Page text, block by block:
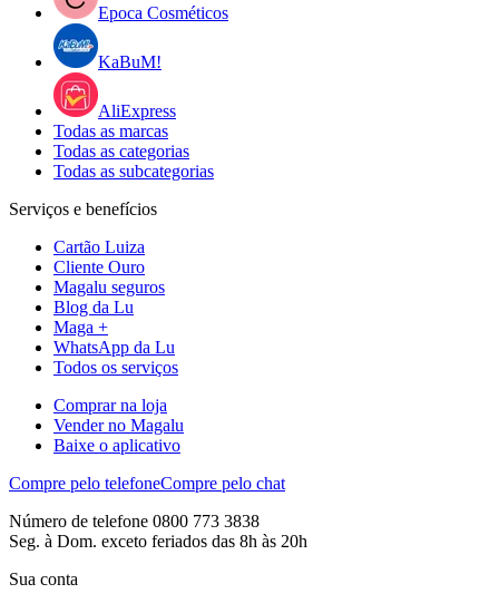
Epoca Cosméticos
KaBuM!
AliExpress
Todas as marcas
Todas as categorias
Todas as subcategorias
Serviços e benefícios
Cartão Luiza
Cliente Ouro
Magalu seguros
Blog da Lu
Maga +
WhatsApp da Lu
Todos os serviços
Comprar na loja
Vender no Magalu
Baixe o aplicativo
Compre pelo telefoneCompre pelo chat
Número de telefone 0800 773 3838
Seg. à Dom. exceto feriados das 8h às 20h
Sua conta